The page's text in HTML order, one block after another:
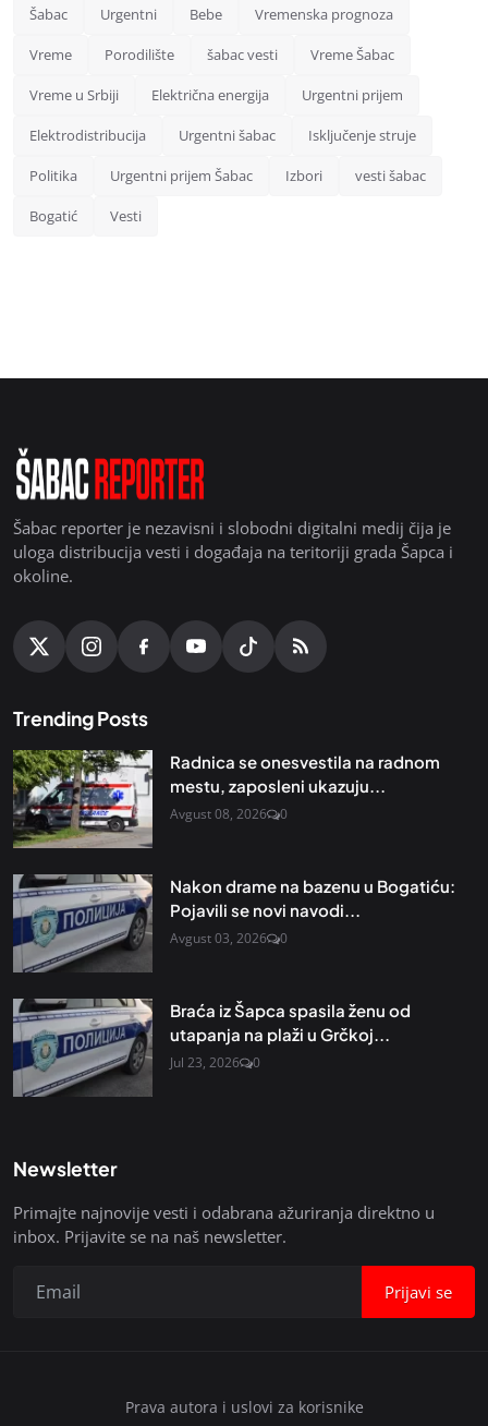
Šabac Urgentni Bebe Vremenska prognoza
Vreme Porodilište šabac vesti Vreme Šabac
Vreme u Srbiji Električna energija Urgentni prijem
Elektrodistribucija Urgentni šabac Isključenje struje
Politika Urgentni prijem Šabac Izbori vesti šabac
Bogatić Vesti
Šabac reporter je nezavisni i slobodni digitalni medij čija je
uloga distribucija vesti i događaja na teritoriji grada Šapca i
okoline.
Trending Posts
Radnica se onesvestila na radnom
mestu, zaposleni ukazuju...
Avgust 08, 2026 0
Nakon drame na bazenu u Bogatiću:
Pojavili se novi navodi...
Avgust 03, 2026 0
Braća iz Šapca spasila ženu od
utapanja na plaži u Grčkoj...
Jul 23, 2026 0
Newsletter
Primajte najnovije vesti i odabrana ažuriranja direktno u
inbox. Prijavite se na naš newsletter.
Prijavi se
Prava autora i uslovi za korisnike